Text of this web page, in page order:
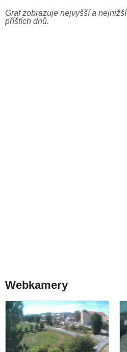
Graf zobrazuje nejvyšší a
příštích dnů.
Webkamery